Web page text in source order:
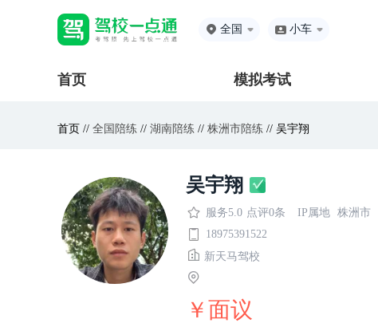
全国 小车
首页 模拟考试
首页 // 全国陪练 // 湖南陪练 // 株洲市陪练 // 吴宇翔
吴宇翔
服务5.0 点评0条 IP属地 株洲市
18975391522
新天马驾校
￥面议